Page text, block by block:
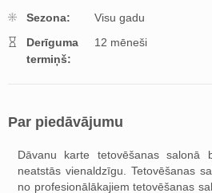
Sezona:
Visu gadu
Derīguma
termiņš:
12 mēneši
Par piedāvājumu
Dāvanu karte tetovēšanas salonā
neatstās vienaldzīgu. Tetovēšanas
no profesionālākajiem tetovēšanas